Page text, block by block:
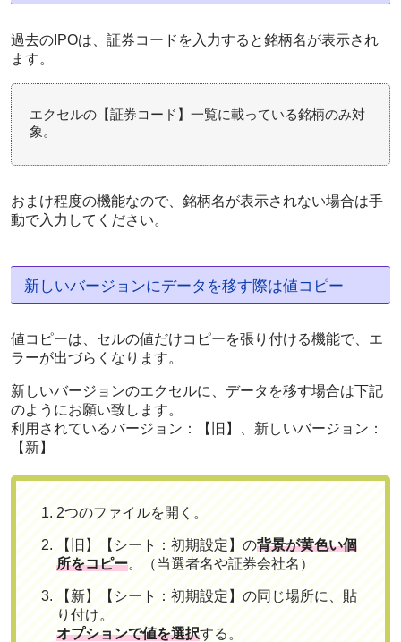
過去のIPOは、証券コードを入力すると銘柄名が表示され
ます。
エクセルの【証券コード】一覧に載っている銘柄のみ対
象。
おまけ程度の機能なので、銘柄名が表示されない場合は手
動で入力してください。
新しいバージョンにデータを移す際は値コピー
値コピーは、セルの値だけコピーを張り付ける機能で、エ
ラーが出づらくなります。
新しいバージョンのエクセルに、データを移す場合は下記
のようにお願い致します。
利用されているバージョン：【旧】、新しいバージョン：
【新】
2つのファイルを開く。
【旧】【シート：初期設定】の背景が黄色い個
所をコピー。（当選者名や証券会社名）
【新】【シート：初期設定】の同じ場所に、貼
り付け。
オプションで値を選択する。